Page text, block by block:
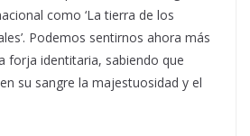
como ‘La tierra de los
Podemos sentirnos ahora más
forja identitaria, sabiendo que
su sangre la majestuosidad y el